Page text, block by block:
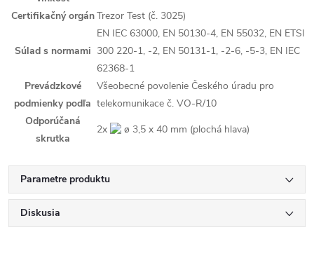
Certifikačný orgánTrezor Test (č. 3025)
Súlad s normami
EN IEC 63000, EN 50130-4, EN 55032, EN ETSI
300 220-1, -2, EN 50131-1, -2-6, -5-3, EN IEC
62368-1
Prevádzkové
podmienky podľa
Všeobecné povolenie Českého úradu pro
telekomunikace č. VO-R/10
Odporúčaná
skrutka
2x ø 3,5 x 40 mm (plochá hlava)
Parametre produktu
Diskusia